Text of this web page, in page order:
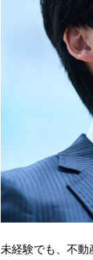
未経験でも、不動